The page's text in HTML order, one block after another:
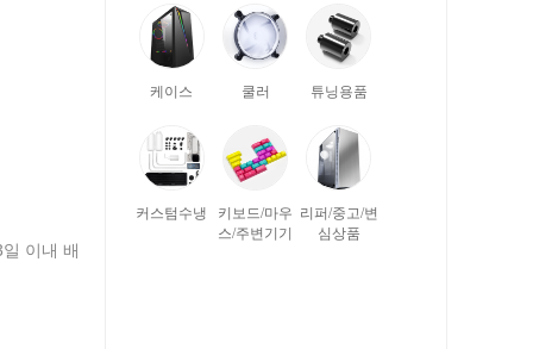
이내 배
케이스 쿨러 튜닝용품
커스텀수냉
키보드/마우
스/주변기기
리퍼/중고/변
심상품